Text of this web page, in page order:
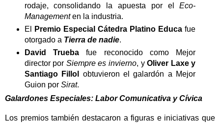
rodaje, consolidando la apuesta por elEco-
Managementen la industria.
El
Premio Especial Cátedra Platino Educa fue
otorgado a Tierra de nadie.
David Truebafue reconocido como Mejor
director por Siempre es invierno, yOliver Laxe y
Santiago Fillol
obtuvieron el galardón a Mejor
Guion por Sirat.
Galardones Especiales: Labor Comunicativa y Cívica
Los premios también destacaron a figuras e iniciativas que